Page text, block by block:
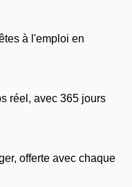
à l'emploi en
réel, avec 365 jours
offerte avec chaque